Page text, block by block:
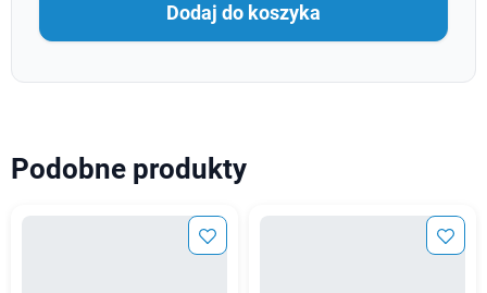
Dodaj do koszyka
Podobne produkty